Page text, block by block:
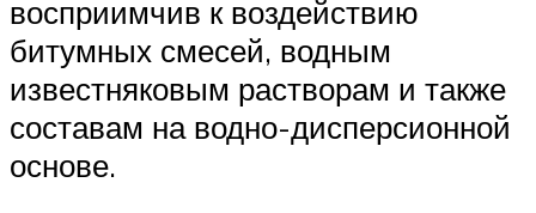
восприимчив к воздействию
битумных смесей, водным
известняковым растворам и также
составам на водно-дисперсионной
основе.